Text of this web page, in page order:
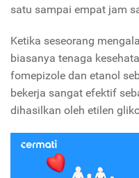
satu sampai empat jam
Ketika seseorang
biasanya tenaga
fomepizole dan etanol
bekerja sangat efektif
dihasilkan oleh etilen